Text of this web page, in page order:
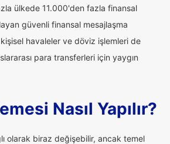
ülkede 11.000'den fazla finansal
güvenli finansal mesajlaşma
kişisel havaleler ve döviz işlemleri de
para transferleri için yaygın
Nasıl Yapılır?
olarak biraz değişebilir, ancak temel